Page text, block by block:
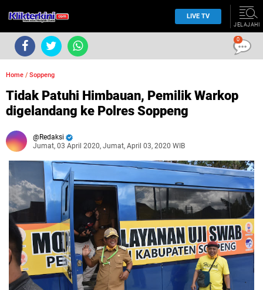
LIVE TV
JELAJAHI
Home / Soppeng
Tidak Patuhi Himbauan, Pemilik Warkop
digelandang ke Polres Soppeng
Redaksi
Jumat, 03 April 2020, Jumat, April 03, 2020 WIB
0